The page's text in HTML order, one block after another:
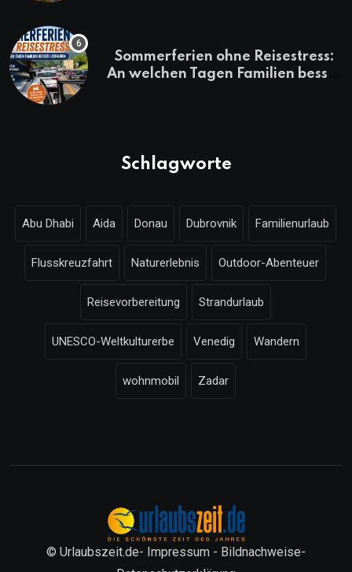
Sommerferien ohne Reisestress:
An welchen Tagen Familien besser
Schlagworte
Abu Dhabi Aida Donau Dubrovnik Familienurlaub
Flusskreuzfahrt Naturerlebnis Outdoor-Abenteuer
Reisevorbereitung Strandurlaub
UNESCO-Weltkulturerbe Venedig Wandern
wohnmobil Zadar
© Urlaubszeit.de- Impressum - Bildnachweise-